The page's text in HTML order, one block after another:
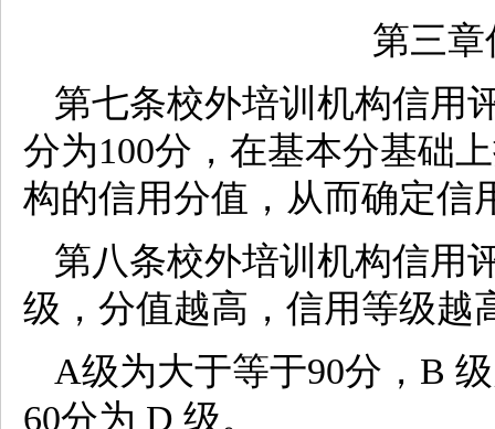
第三
第七条校外培训机构信用
分为100分，在基本分基础
构的信用分值，从而确定信
第八条校外培训机构信用
级，分值越高，信用等级
A级为大于等于90分，B
60分为 D 级。